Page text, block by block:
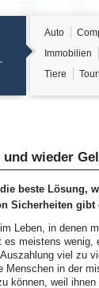
Auto
Immobilien
Tiere
wieder
beste Lösung,
Sicherheiten gibt
Leben, in denen
meistens wenig,
viel zu
Menschen in der
können, weil